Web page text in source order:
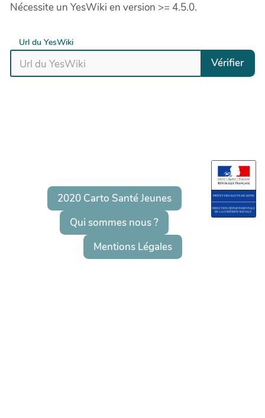
Nécessite un YesWiki en version >= 4.5.0.
Url du YesWiki
Vérifier
2020 Carto Santé Jeunes
Qui sommes nous ?
Mentions Légales